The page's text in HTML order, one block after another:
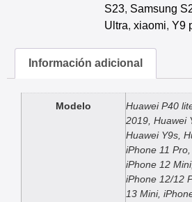
S23, Samsung
Ultra, xiaomi, Y9
Información adicional
Modelo
Huawei P40
2019, Huawei
Huawei Y9s,
iPhone 11
iPhone 12
iPhone 12/12
13 Mini,